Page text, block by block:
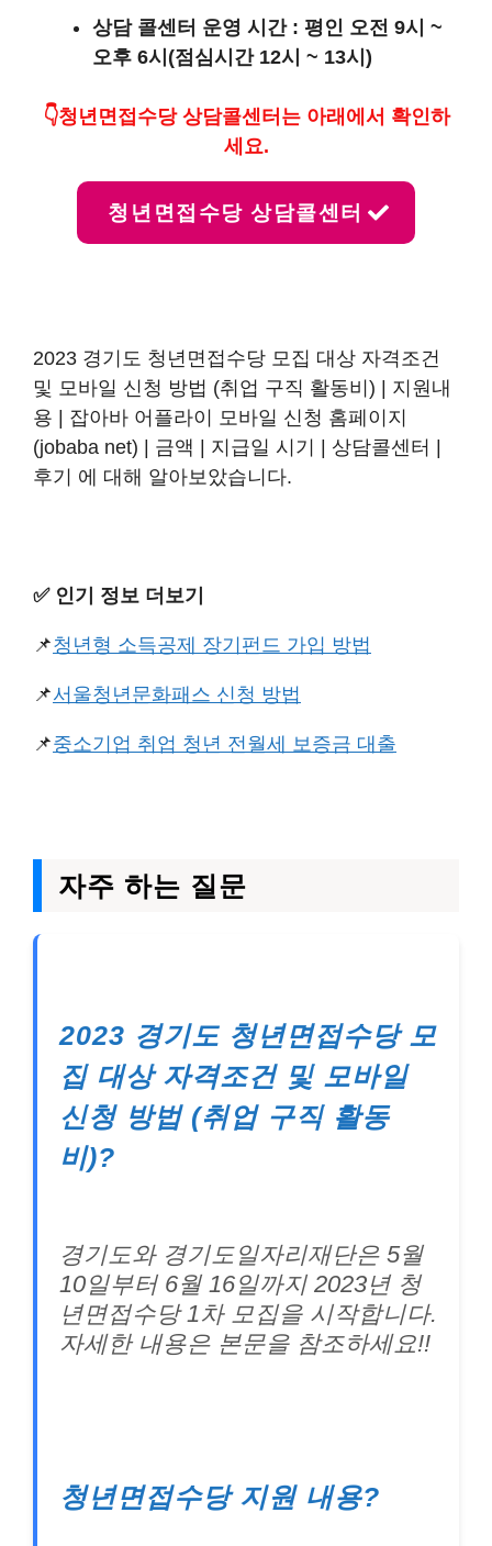
상담 콜센터 운영 시간 : 평인 오전 9시 ~
오후 6시(점심시간 12시 ~ 13시)
👇청년면접수당 상담콜센터는 아래에서 확인하
세요.
청년면접수당 상담콜센터
2023 경기도 청년면접수당 모집 대상 자격조건
및 모바일 신청 방법 (취업 구직 활동비) | 지원내
용 | 잡아바 어플라이 모바일 신청 홈페이지
(jobaba net) | 금액 | 지급일 시기 | 상담콜센터 |
후기 에 대해 알아보았습니다.
✅️ 인기 정보 더보기
📌청년형 소득공제 장기펀드 가입 방법
📌서울청년문화패스 신청 방법
📌중소기업 취업 청년 전월세 보증금 대출
자주 하는 질문
2023 경기도 청년면접수당 모
집 대상 자격조건 및 모바일
신청 방법 (취업 구직 활동
비)?
경기도와 경기도일자리재단은 5월
10일부터 6월 16일까지 2023년 청
년면접수당 1차 모집을 시작합니다.
자세한 내용은 본문을 참조하세요!!
청년면접수당 지원 내용?